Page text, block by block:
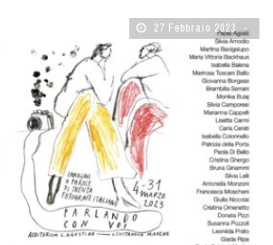
27 Febbraio 2023